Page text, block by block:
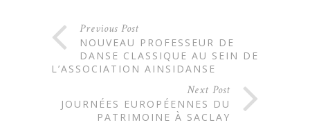
Previous Post
NOUVEAU PROFESSEUR DE
DANSE CLASSIQUE AU SEIN DE
L’ASSOCIATION AINSIDANSE
Next Post
JOURNÉES EUROPÉENNES DU
PATRIMOINE À SACLAY